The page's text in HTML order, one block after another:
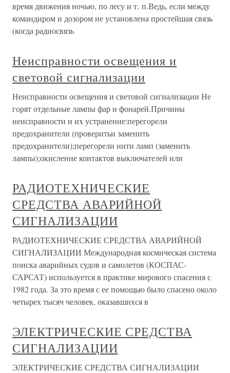
время движения ночью, по лесу и т. п.Ведь, если между
командиром и дозором не установлена простейшая связь
(когда радиосвязь
Неисправности освещения и
световой сигнализации
Неисправности освещения и световой сигнализации Не
горят отдельные лампы фар и фонарей.Причины
неисправности и их устранение:перегорели
предохранители (проверитьи заменить
предохранители);перегорели нити ламп (заменить
лампы);окисление контактов выключателей или
РАДИОТЕХНИЧЕСКИЕ
СРЕДСТВА АВАРИЙНОЙ
СИГНАЛИЗАЦИИ
РАДИОТЕХНИЧЕСКИЕ СРЕДСТВА АВАРИЙНОЙ
СИГНАЛИЗАЦИИ Международная космическая система
поиска аварийных судов и самолетов (КОСПАС-
САРСАТ) используется в практике мирового спасения с
1982 года. За это время с ее помощью было спасено около
четырех тысяч человек, оказавшихся в
ЭЛЕКТРИЧЕСКИЕ СРЕДСТВА
СИГНАЛИЗАЦИИ
ЭЛЕКТРИЧЕСКИЕ СРЕДСТВА СИГНАЛИЗАЦИИ